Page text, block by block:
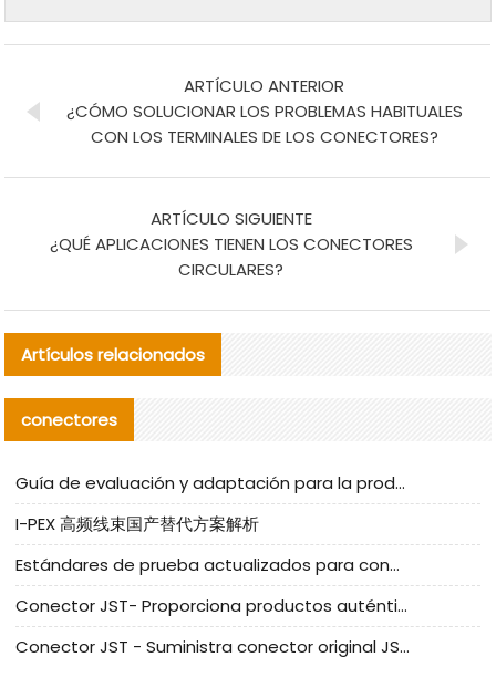
ARTÍCULO ANTERIOR
¿CÓMO SOLUCIONAR LOS PROBLEMAS HABITUALES
CON LOS TERMINALES DE LOS CONECTORES?
ARTÍCULO SIGUIENTE
¿QUÉ APLICACIONES TIENEN LOS CONECTORES
CIRCULARES?
Artículos relacionados
conectores
Guía de evaluación y adaptación para la producción en serie de componentes de cables nacionales para CNC Tech
I-PEX 高频线束国产替代方案解析
Estándares de prueba actualizados para conectores nacionales bajo la referencia de CLIFF
Conector JST- Proporciona productos auténticos y alternativos del conector JST NSHR-02V-S
Conector JST - Suministra conector original JST GHR-09V-S | productos alternativos